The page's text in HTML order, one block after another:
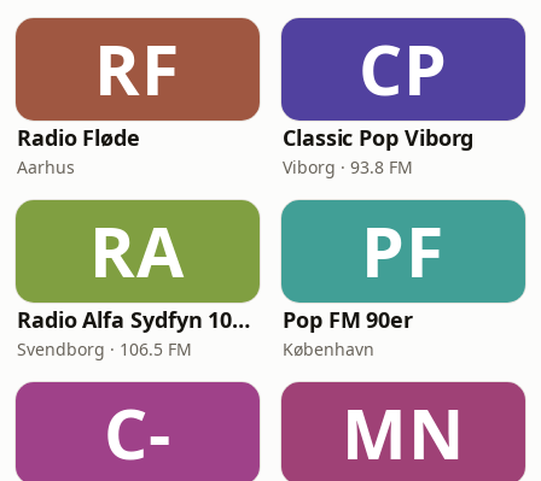
RF
Radio Fløde
Aarhus
CP
Classic Pop Viborg
Viborg · 93.8 FM
RA
Radio Alfa Sydfyn 106.5
Svendborg · 106.5 FM
PF
Pop FM 90er
København
C- MN